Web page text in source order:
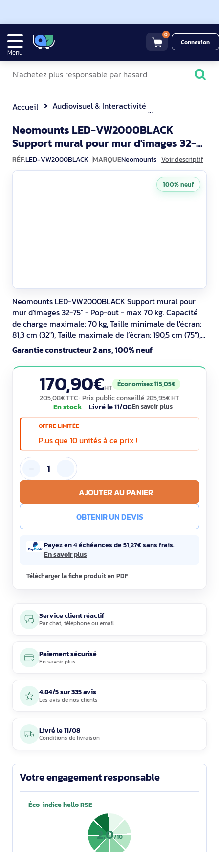
Menu
0
Connexion
Accueil Audiovisuel & Interactivité
Neomounts LED-VW2000BLACK
Support mural pour mur d'images 32-
75" - Pop-out - max 70 kgLED-
RÉF.LED-VW2000BLACK MARQUENeomounts Voir descriptif
Neomounts LED-VW2000BLACK Support mural pour
mur d'images 32-75" - Pop-out - max 70 kg. Capacité
de charge maximale: 70 kg, Taille minimale de l'écran:
81,3 cm (32"), Taille maximale de l’écran: 190,5 cm (75"),
Compatibilité interface de montage (min): 200 x 200
mm, Compatibilité interface de montage (max): 600 x
400 mm. Angle d'inclinaison: 0 - 12°. Couleur du produit:
Garantie constructeur 2 ans, 100% neuf
170,90€HT Économisez 115,05€
205,08€ TTC· Prix public conseillé 285,95€ HT
En stock Livré le 11/08En savoir plus
OFFRE LIMITÉE
Plus que 10 unités à ce prix !
AJOUTER AU PANIER
OBTENIR UN DEVIS
Payez en 4 échéances de 51,27€ sans frais.
En savoir plus
Télécharger la fiche produit en PDF
100% neuf
Service client réactif
Parchat, téléphoneouemail
Paiement sécurisé
En savoir plus
4.84/5 sur 335 avis
Les avis de nos clients
Livré le11/08
Conditions de livraison
Votre engagement responsable
Éco-indice hello RSE
2.0/10